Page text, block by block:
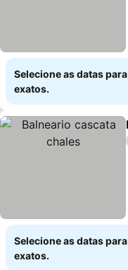
Selecione as datas
exatos.
Selecione as datas
exatos.